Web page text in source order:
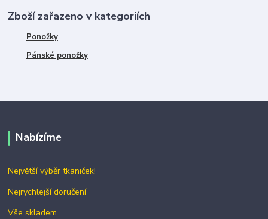
Zboží zařazeno v kategoriích
Ponožky
Pánské ponožky
Nabízíme
Největší výběr tkaniček!
Nejrychlejší doručení
Vše skladem